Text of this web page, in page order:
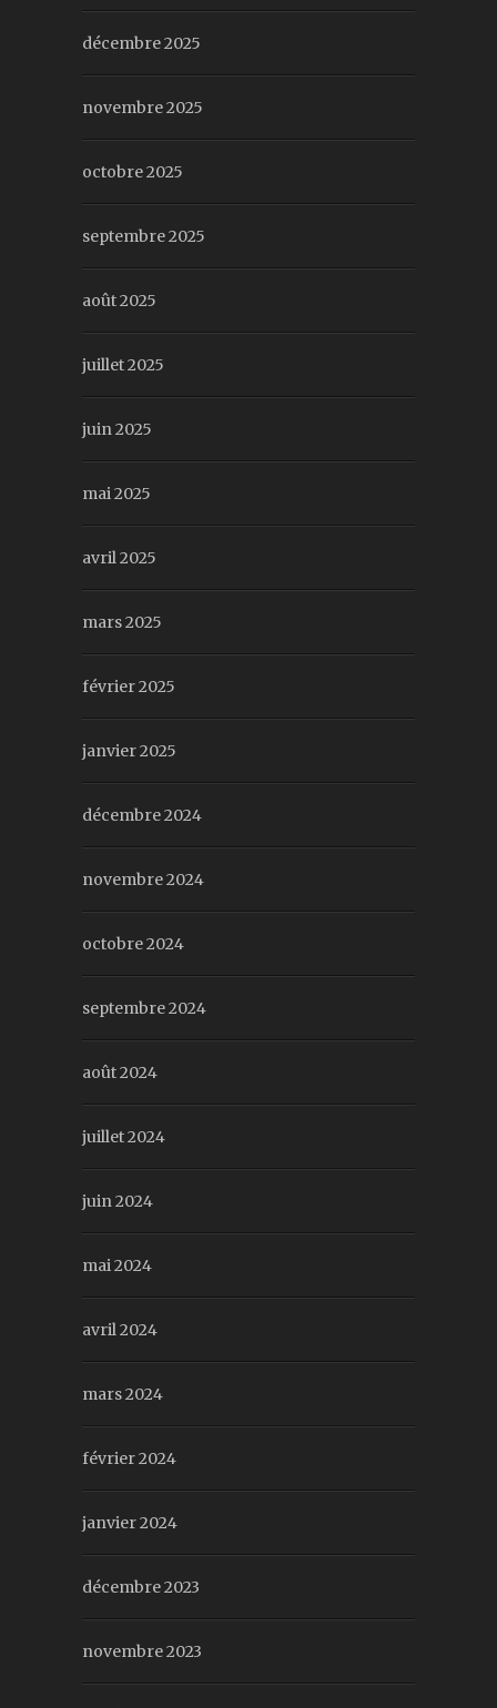
décembre 2025
novembre 2025
octobre 2025
septembre 2025
août 2025
juillet 2025
juin 2025
mai 2025
avril 2025
mars 2025
février 2025
janvier 2025
décembre 2024
novembre 2024
octobre 2024
septembre 2024
août 2024
juillet 2024
juin 2024
mai 2024
avril 2024
mars 2024
février 2024
janvier 2024
décembre 2023
novembre 2023